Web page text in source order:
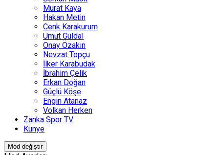
Murat Kaya
Hakan Metin
Cenk Karakurum
Umut Güldal
Onay Özakın
Nevzat Topçu
İlker Karabudak
İbrahim Çelik
Erkan Doğan
Güçlü Köşe
Engin Atanaz
Volkan Herken
Zanka Spor TV
Künye
Mod değiştir